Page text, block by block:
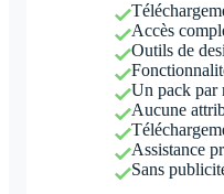
Accès
Outils de
Un pack par
Aucune
Assistance
Sans